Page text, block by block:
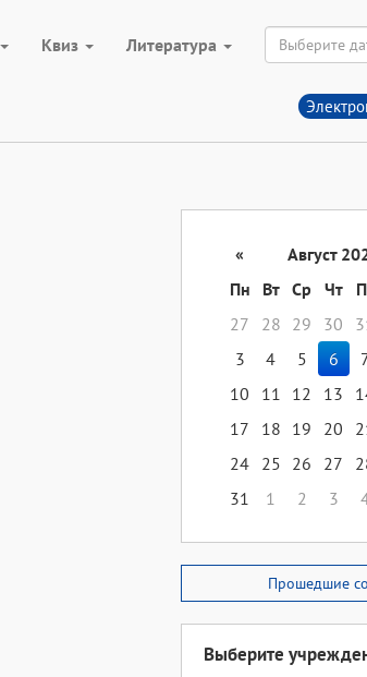
Квиз Литература
« Август
Пн
Вт Ср Чт
27
28 29 30
3
4 5 6
10
11 12 13
17
18 19 20
24 25 26 27
31
1 2 3
Прошедшие
Выберите